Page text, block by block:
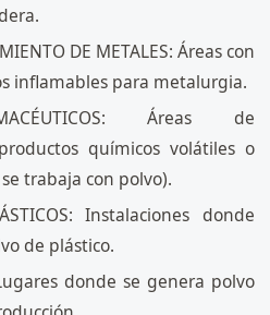
DE METALES: Áreas con
inflamables para metalurgia.
Áreas de
químicos volátiles o
trabaja con polvo).
Instalaciones donde
de plástico.
Lugares donde se genera polvo